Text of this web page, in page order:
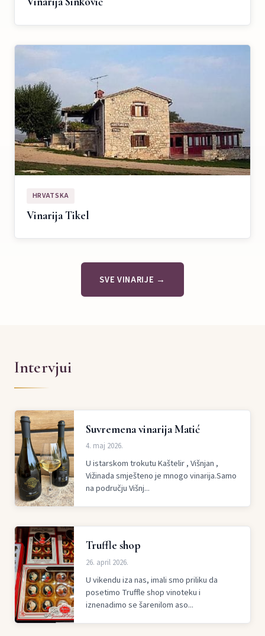
HRVATSKA
Vinarija Tikel
SVE VINARIJE →
Intervjui
Suvremena vinarija Matić
4. maj 2026.
U istarskom trokutu Kaštelir , Višnjan ,
Vižinada smješteno je mnogo vinarija.Samo
na području Višnj...
Truffle shop
26. april 2026.
U vikendu iza nas, imali smo priliku da
posetimo Truffle shop vinoteku i
iznenadimo se šarenilom aso...